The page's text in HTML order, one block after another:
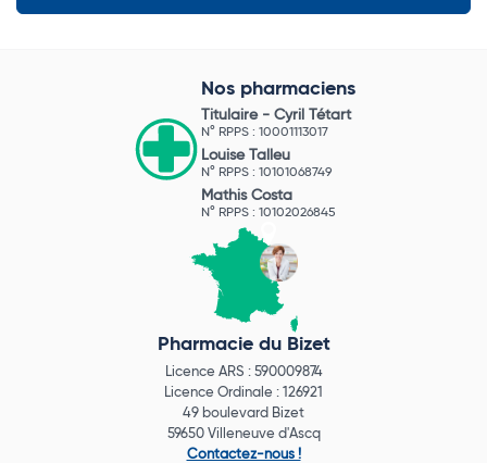
Nos pharmaciens
Titulaire - Cyril Tétart
N° RPPS : 10001113017
Louise Talleu
N° RPPS : 10101068749
Mathis Costa
N° RPPS : 10102026845
Pharmacie du Bizet
Licence ARS : 590009874
Licence Ordinale : 126921
49 boulevard Bizet
59650 Villeneuve d'Ascq
Contactez-nous !